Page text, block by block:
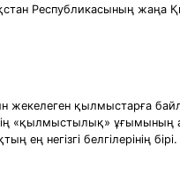
Республикасының жаңа
қылмыстарға
«қылмыстылық»
ең негізгі белгілерінің